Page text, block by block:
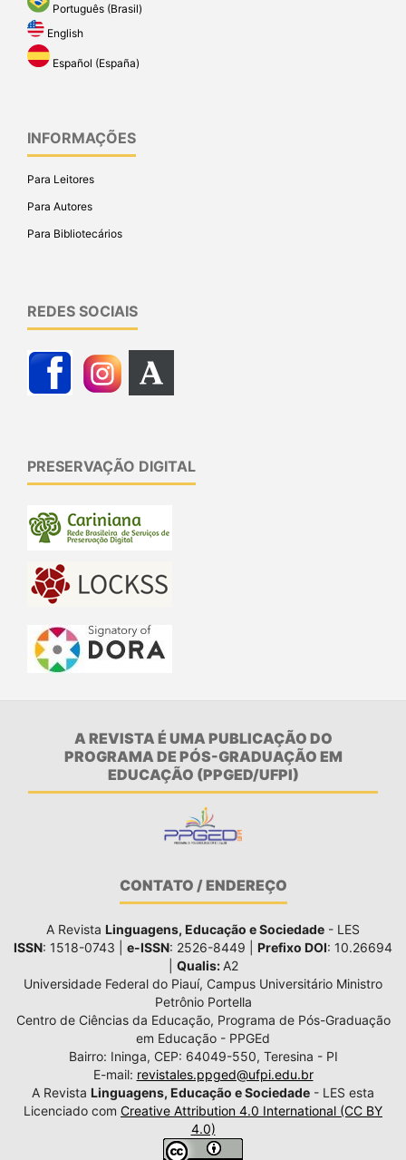
Português (Brasil)
English
Español (España)
INFORMAÇÕES
Para Leitores
Para Autores
Para Bibliotecários
REDES SOCIAIS
PRESERVAÇÃO DIGITAL
A REVISTA É UMA PUBLICAÇÃO DO
PROGRAMA DE PÓS-GRADUAÇÃO EM
EDUCAÇÃO (PPGED/UFPI)
CONTATO / ENDEREÇO
A Revista Linguagens, Educação e Sociedade - LES
ISSN: 1518-0743 | e-ISSN: 2526-8449 | Prefixo DOI: 10.26694
Qualis: A2
Universidade Federal do Piauí, Campus Universitário Ministro
Petrônio Portella
Centro de Ciências da Educação, Programa de Pós-Graduação
em Educação - PPGEd
Bairro: Ininga, CEP: 64049-550, Teresina - PI
E-mail: revistales.ppged@ufpi.edu.br
A Revista Linguagens, Educação e Sociedade - LES esta
Licenciado com Creative Attribution 4.0 International (CC BY
4.0)